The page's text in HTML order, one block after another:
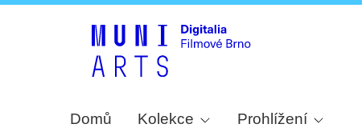
Domů Kolekce Prohlížení